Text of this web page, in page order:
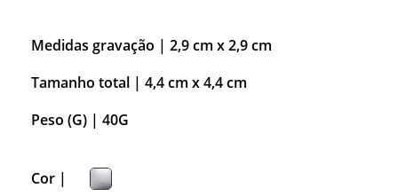
Medidas gravação | 2,9 cm x 2,9 cm
Tamanho total | 4,4 cm x 4,4 cm
Peso (G) | 40G
Cor |